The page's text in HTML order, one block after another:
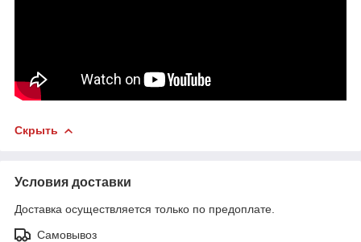
Скрыть
Условия доставки
Доставка осуществляется только по предоплате.
Самовывоз